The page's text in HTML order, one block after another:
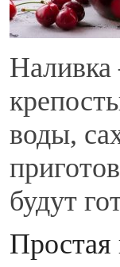
Наливка
воды,
будут
Простая